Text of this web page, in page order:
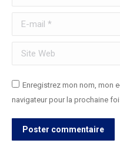
E-mail *
Site Web
Enregistrez mon nom, mon
navigateur pour la prochaine
Poster commentaire